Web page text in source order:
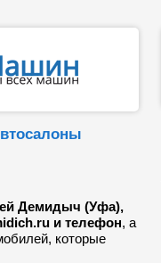
Демидыч (Уфа),
и телефон, а
которые